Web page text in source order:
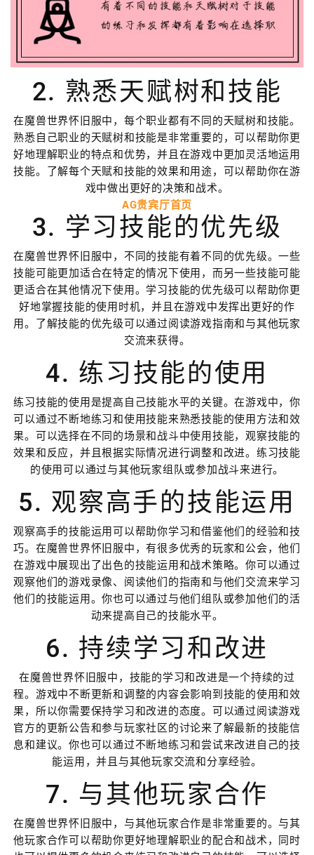
2. 熟悉天赋树和技能
在魔兽世界怀旧服中，每个职业都有不同的天赋树和技能。
熟悉自己职业的天赋树和技能是非常重要的，可以帮助你更
好地理解职业的特点和优势，并且在游戏中更加灵活地运用
技能。了解每个天赋和技能的效果和用途，可以帮助你在游
戏中做出更好的决策和战术。
AG贵宾厅首页
3. 学习技能的优先级
在魔兽世界怀旧服中，不同的技能有着不同的优先级。一些
技能可能更加适合在特定的情况下使用，而另一些技能可能
更适合在其他情况下使用。学习技能的优先级可以帮助你更
好地掌握技能的使用时机，并且在游戏中发挥出更好的作
用。了解技能的优先级可以通过阅读游戏指南和与其他玩家
交流来获得。
4. 练习技能的使用
练习技能的使用是提高自己技能水平的关键。在游戏中，你
可以通过不断地练习和使用技能来熟悉技能的使用方法和效
果。可以选择在不同的场景和战斗中使用技能，观察技能的
效果和反应，并且根据实际情况进行调整和改进。练习技能
的使用可以通过与其他玩家组队或参加战斗来进行。
5. 观察高手的技能运用
观察高手的技能运用可以帮助你学习和借鉴他们的经验和技
巧。在魔兽世界怀旧服中，有很多优秀的玩家和公会，他们
在游戏中展现出了出色的技能运用和战术策略。你可以通过
观察他们的游戏录像、阅读他们的指南和与他们交流来学习
他们的技能运用。你也可以通过与他们组队或参加他们的活
动来提高自己的技能水平。
6. 持续学习和改进
在魔兽世界怀旧服中，技能的学习和改进是一个持续的过
程。游戏中不断更新和调整的内容会影响到技能的使用和效
果，所以你需要保持学习和改进的态度。可以通过阅读游戏
官方的更新公告和参与玩家社区的讨论来了解最新的技能信
息和建议。你也可以通过不断地练习和尝试来改进自己的技
能运用，并且与其他玩家交流和分享经验。
7. 与其他玩家合作
在魔兽世界怀旧服中，与其他玩家合作是非常重要的。与其
他玩家合作可以帮助你更好地理解职业的配合和战术，同时